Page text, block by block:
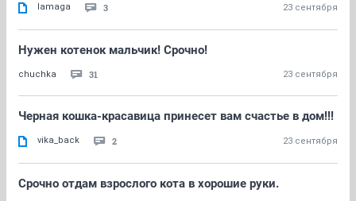
lamaga 3 23 сентября
Нужен котенок мальчик! Срочно!
chuchka 31 23 сентября
Черная кошка-красавица принесет вам счастье в дом!!!
vika_back 2 23 сентября
Срочно отдам взрослого кота в хорошие руки.